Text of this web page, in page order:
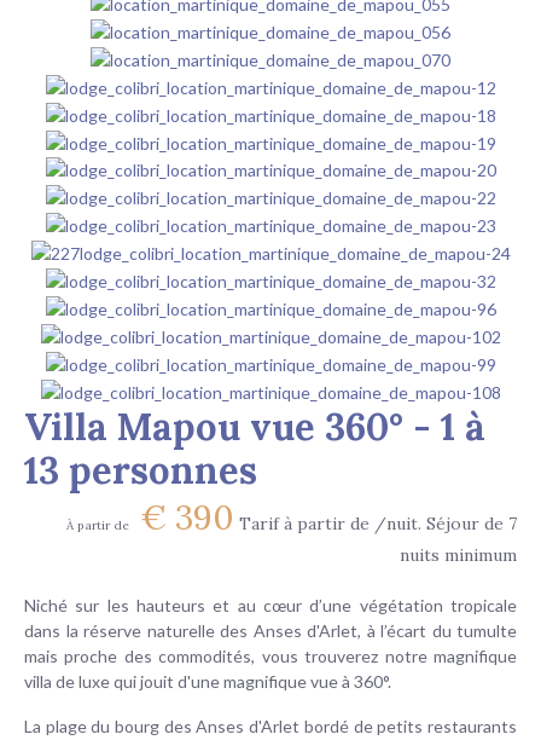
Villa Mapou vue 360° - 1 à
13 personnes
À partir de € 390 Tarif à partir de /nuit. Séjour de 7
nuits minimum
Niché sur les hauteurs et au cœur d’une végétation tropicale
dans la réserve naturelle des Anses d'Arlet, à l’écart du tumulte
mais proche des commodités, vous trouverez notre magnifique
villa de luxe qui jouit d'une magnifique vue à 360°.
La plage du bourg des Anses d'Arlet bordé de petits restaurants